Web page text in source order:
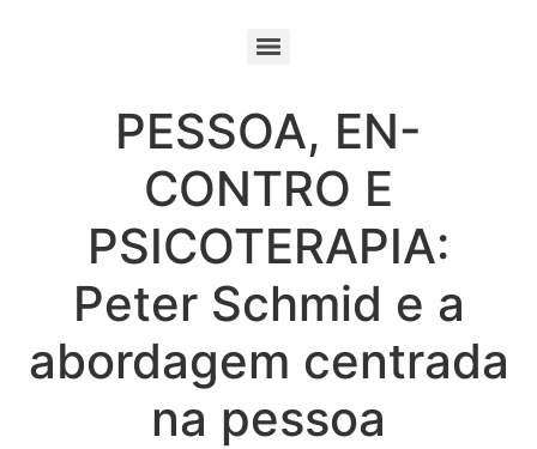
PESSOA, EN-
CONTRO E
PSICOTERAPIA:
Peter Schmid e a
abordagem centrada
na pessoa